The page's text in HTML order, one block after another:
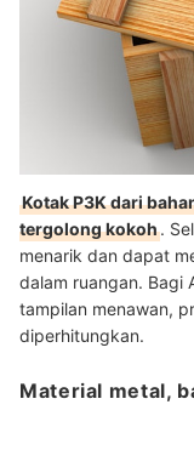
Kotak P3K dari
tergolong kokoh.
menarik dan dapat
dalam ruangan. Bagi
tampilan menawan,
diperhitungkan.
Material metal,